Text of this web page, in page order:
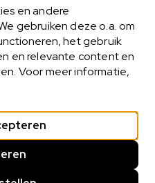
en andere
gebruiken deze o.a. om
het gebruik
en relevante content en
Voor meer informatie,
van twee werelden
Privacy statement